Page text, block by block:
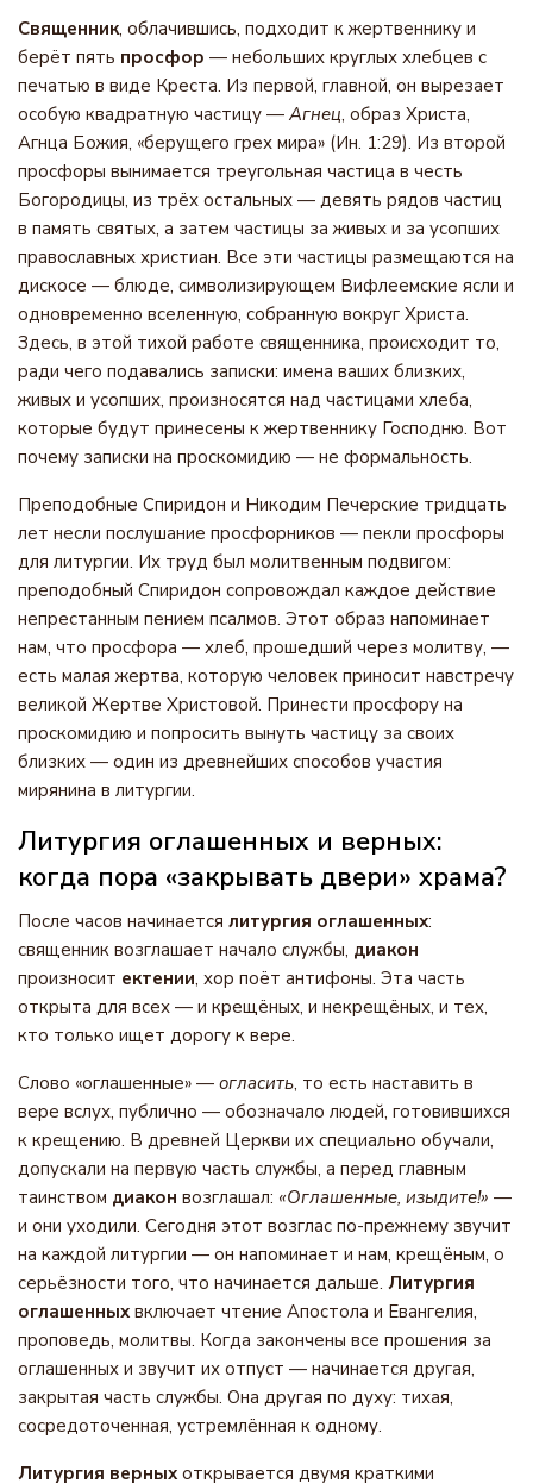
Священник, облачившись, подходит к жертвеннику и
берёт пять просфор — небольших круглых хлебцев с
печатью в виде Креста. Из первой, главной, он вырезает
особую квадратную частицу — Агнец, образ Христа,
Агнца Божия, «берущего грех мира» (Ин. 1:29). Из второй
просфоры вынимается треугольная частица в честь
Богородицы, из трёх остальных — девять рядов частиц
в память святых, а затем частицы за живых и за усопших
православных христиан. Все эти частицы размещаются на
дискосе — блюде, символизирующем Вифлеемские ясли и
одновременно вселенную, собранную вокруг Христа.
Здесь, в этой тихой работе священника, происходит то,
ради чего подавались записки: имена ваших близких,
живых и усопших, произносятся над частицами хлеба,
которые будут принесены к жертвеннику Господню. Вот
почему записки на проскомидию — не формальность.
Преподобные Спиридон и Никодим Печерские тридцать
лет несли послушание просфорников — пекли просфоры
для литургии. Их труд был молитвенным подвигом:
преподобный Спиридон сопровождал каждое действие
непрестанным пением псалмов. Этот образ напоминает
нам, что просфора — хлеб, прошедший через молитву, —
есть малая жертва, которую человек приносит навстречу
великой Жертве Христовой. Принести просфору на
проскомидию и попросить вынуть частицу за своих
близких — один из древнейших способов участия
мирянина в литургии.
Литургия оглашенных и верных:
когда пора «закрывать двери» храма?
После часов начинается литургия оглашенных:
священник возглашает начало службы, диакон
произносит ектении, хор поёт антифоны. Эта часть
открыта для всех — и крещёных, и некрещёных, и тех,
кто только ищет дорогу к вере.
Слово «оглашенные» — огласить, то есть наставить в
вере вслух, публично — обозначало людей, готовившихся
к крещению. В древней Церкви их специально обучали,
допускали на первую часть службы, а перед главным
таинством диакон возглашал: «Оглашенные, изыдите!» —
и они уходили. Сегодня этот возглас по-прежнему звучит
на каждой литургии — он напоминает и нам, крещёным, о
серьёзности того, что начинается дальше. Литургия
оглашенных включает чтение Апостола и Евангелия,
проповедь, молитвы. Когда закончены все прошения за
оглашенных и звучит их отпуст — начинается другая,
закрытая часть службы. Она другая по духу: тихая,
сосредоточенная, устремлённая к одному.
Литургия верных открывается двумя краткими